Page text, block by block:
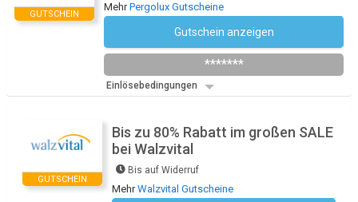
GUTSCHEIN
MehrPergolux Gutscheine
Gutschein anzeigen
*******
Einlösebedingungen
GUTSCHEIN
Bis zu 80% Rabatt im großen SALE
bei Walzvital
Bis auf Widerruf
MehrWalzvital Gutscheine